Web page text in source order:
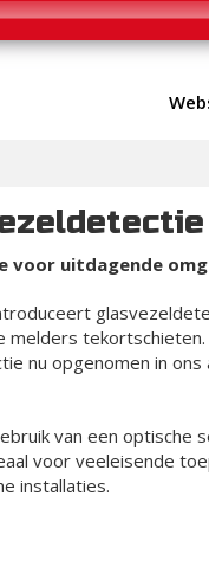
voor uitdagende
melders
nu opgenomen in ons
van een
voor veeleisende
installaties.